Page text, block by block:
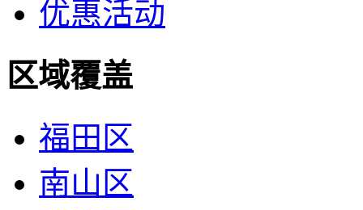
优惠活动
区域覆盖
福田区
南山区